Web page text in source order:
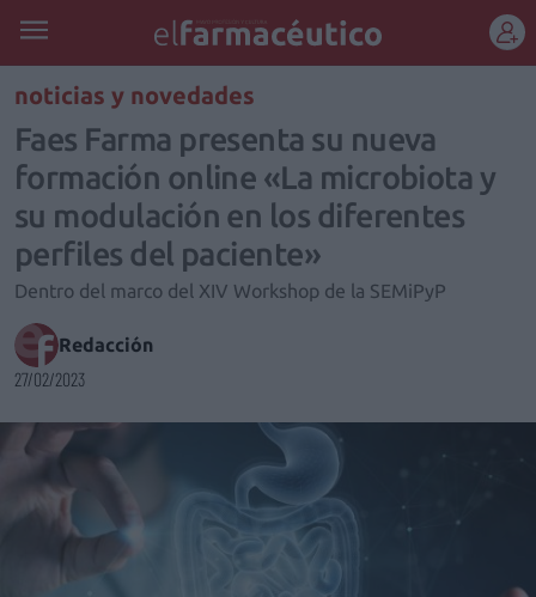
REGÍSTRATE
noticias y novedades
Faes Farma presenta su nueva
formación online «La microbiota y
su modulación en los diferentes
perfiles del paciente»
Dentro del marco del XIV Workshop de la SEMiPyP
Redacción
27/02/2023